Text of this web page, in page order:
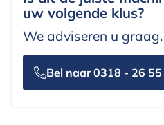
uw volgende klus?
We adviseren u graag.
Bel naar 0318 - 26 55